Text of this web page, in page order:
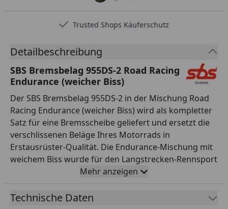
Trusted Shops Käuferschutz
Detailbeschreibung
SBS Bremsbelag 955DS-2 Road Racing
Endurance (weicher Biss)
Der SBS Bremsbelag 955DS-2 in der Mischung Road
Racing Endurance (weicher Biss) wird als kompletter
Satz für eine Bremsscheibe geliefert und ersetzt die
verschlissenen Beläge Ihres Motorrads in
Erstausrüster-Qualität. Die Endurance-Mischung mit
weichem Biss wurde für den Langstrecken-Rennsport
entwickelt: extrem hohe Laufleistung kombiniert mit
sanftem, besonders gut dosierbarem
Ansprechverhalten – ideal, wenn über viele Stunden
Mehr anzeigen
Technische Daten